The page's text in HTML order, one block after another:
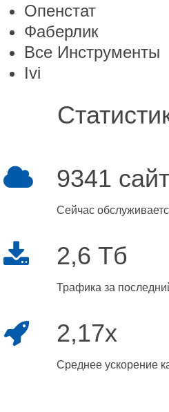
Опенстат
Фаберлик
Все Инструменты
Ivi
9341 сайт
Сейчас
2,6 Тб
Трафика за
2,17x
Среднее ускорение